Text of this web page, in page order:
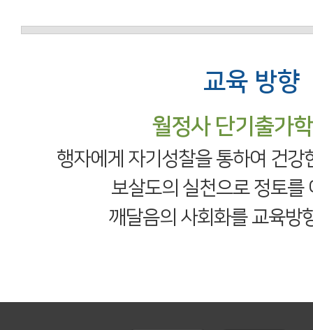
교육 방향
월정사 단기출가
행자에게 자기성찰을 통하여 건강
보살도의 실천으로 정토를
깨달음의 사회화를 교육방